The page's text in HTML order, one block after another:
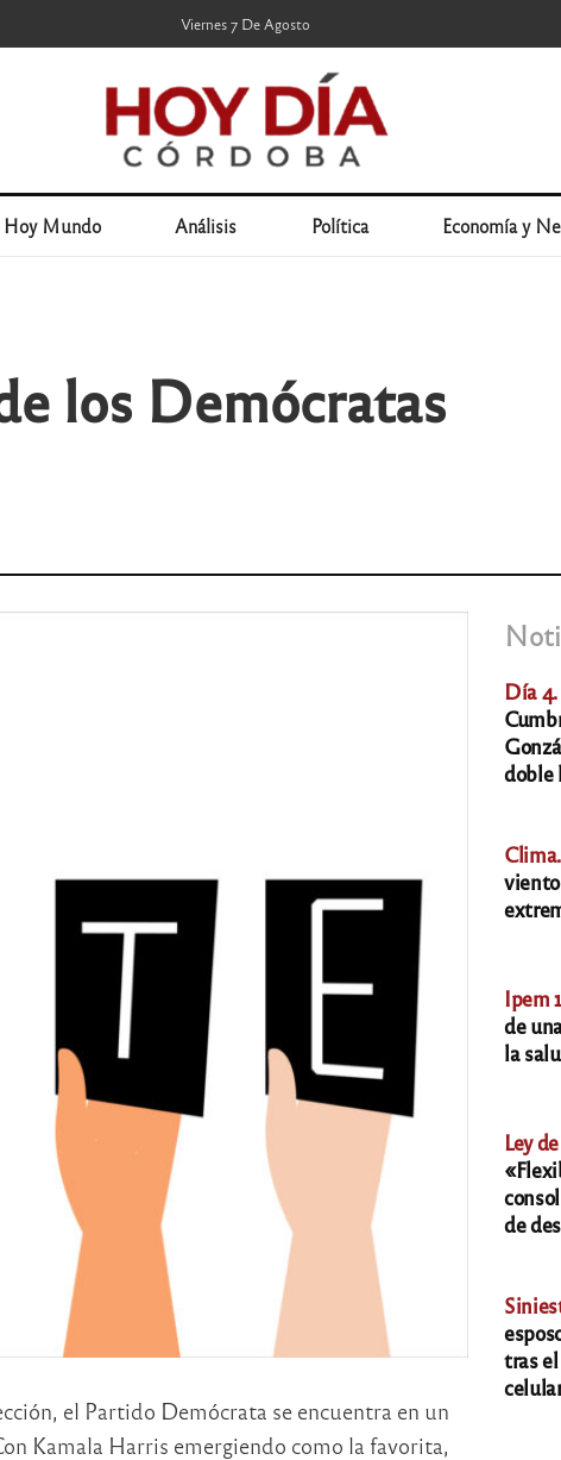
Viernes 7 De Agosto
Hoy Mundo Análisis Política Economía y
los Demócratas
el Partido Demócrata se encuentra en un
Kamala Harris emergiendo como la favorita,
Día 4.
doble
Clima.
Ipem
de
la
Ley
de
tras